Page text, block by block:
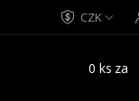
CZK
0 ks za